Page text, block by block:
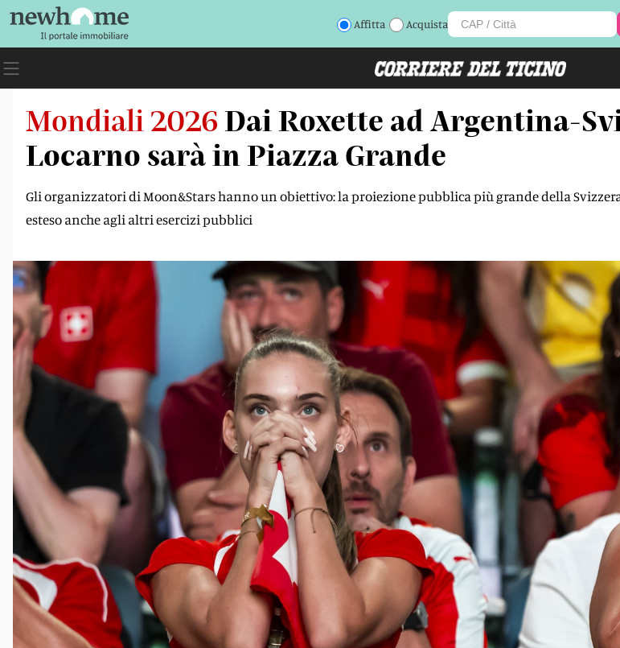
Affitta Acquista
Mondiali 2026 Dai Roxette ad Argentina-
Locarno sarà in Piazza Grande
Gli organizzatori di Moon&Stars hanno un obiettivo: la proiezione pubblica più grande della
esteso anche agli altri esercizi pubblici